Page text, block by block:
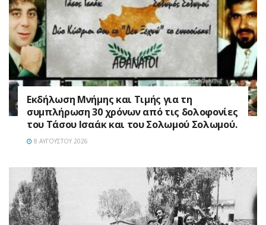
Εκδήλωση Μνήμης και Τιμής για τη
συμπλήρωση 30 χρόνων από τις δολοφονίες
του Τάσου Ισαάκ και του Σολωμού Σολωμού.
8 ΑΥΓΟΎΣΤΟΥ 2026